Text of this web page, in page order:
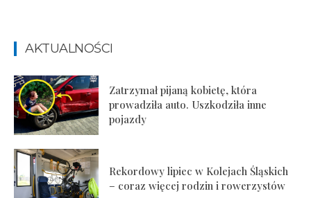
AKTUALNOŚCI
Zatrzymał pijaną kobietę, która
prowadziła auto. Uszkodziła inne
pojazdy
Rekordowy lipiec w Kolejach Śląskich
– coraz więcej rodzin i rowerzystów